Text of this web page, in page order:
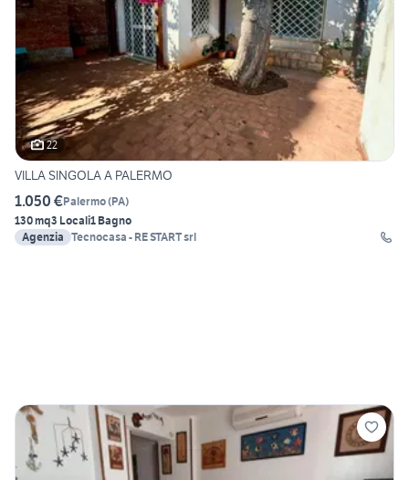
22
VILLA SINGOLA A PALERMO
1.050 €Palermo(PA)
130 mq3 Locali1 Bagno
Agenzia Tecnocasa - RE START srl